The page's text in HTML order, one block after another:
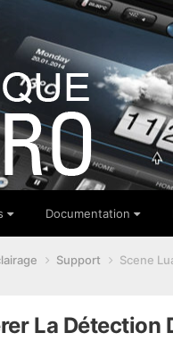
Documentation
Support Scene
La Détection